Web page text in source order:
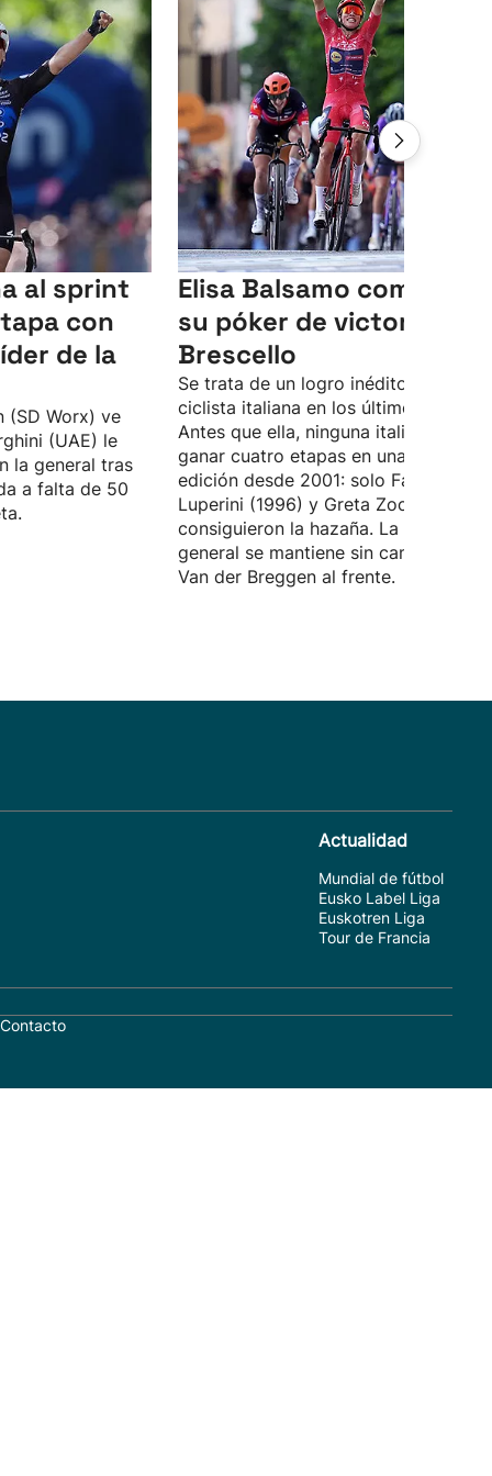
al sprint
con
de la
(SD Worx) ve
(UAE) le
la general tras
a falta de 50
Elisa Balsamo completa
su póker de victorias en
Brescello
Se trata de un logro inédito para una
ciclista italiana en los últimos 25
Antes que ella, ninguna italiana
ganar cuatro etapas en una misma
edición desde 2001: solo Fabiana
Luperini (1996) y Greta Zocca (2001)
consiguieron la hazaña. La
general se mantiene sin cambios con
Van der Breggen al frente.
Actualidad
Mundial de fútbol
Eusko Label Liga
Euskotren Liga
Tour de Francia
Contacto